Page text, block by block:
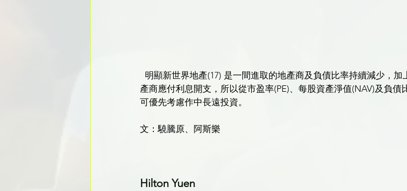
產商應付利息開支，所以從市盈率(PE)、每股資產淨值(NAV)及負債
可優先考慮作中長遠投資。
文：驍騰原、阿斯樂
Hilton Yuen